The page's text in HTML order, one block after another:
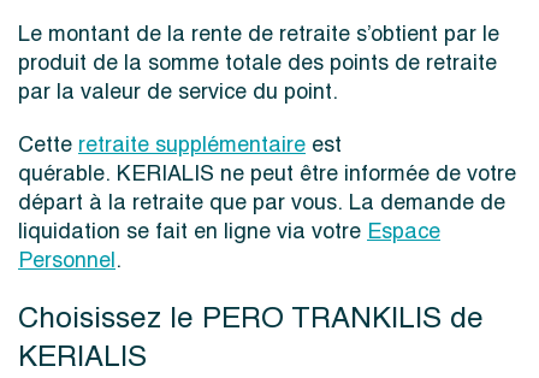
Le montant de la rente de retraite s’obtient par le
produit de la somme totale des points de retraite
par la valeur de service du point.
Cetteretraite supplémentaire est
quérable. KERIALIS ne peut être informée de votre
départ à la retraite que par vous. La demande de
liquidation se fait en ligne via votreEspace
Personnel.
Choisissez le PERO TRANKILIS de
KERIALIS